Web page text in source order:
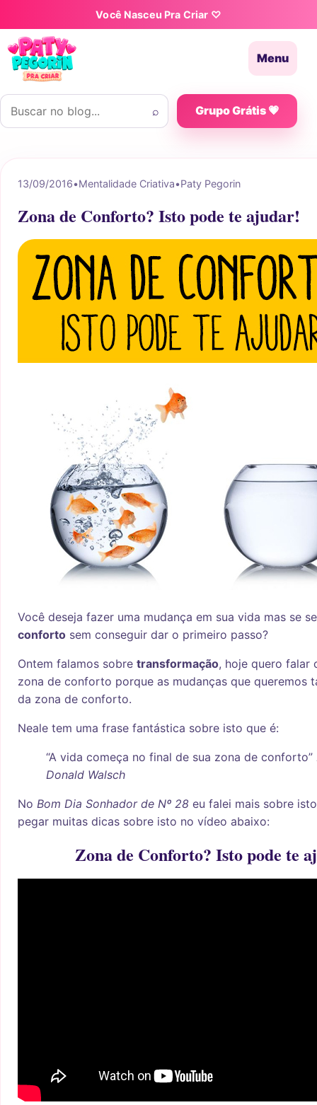
Pular para o conteúdoVocê Nasceu Pra Criar ♡
Menu
Buscar por:
⌕ Grupo Grátis 💗
13/09/2016•Mentalidade Criativa•Paty Pegorin
Zona de Conforto? Isto pode te ajudar!
Você deseja fazer uma mudança em sua vida mas se
conforto sem conseguir dar o primeiro passo?
Ontem falamos sobre transformação, hoje quero falar
zona de conforto porque as mudanças que queremos
da zona de conforto.
Neale tem uma frase fantástica sobre isto que é:
“A vida começa no final de sua zona de conforto”
Donald Walsch
No Bom Dia Sonhador de Nº 28 eu falei mais sobre
pegar muitas dicas sobre isto no vídeo abaixo:
Zona de Conforto? Isto pode te